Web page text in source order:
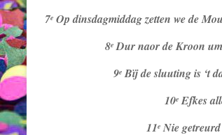
7eOp dinsdagmiddag zetten we de
8e Dur naor de Kroon
9eBïj de sluuting is ‘t
10e Efkes
11eNie getreurd